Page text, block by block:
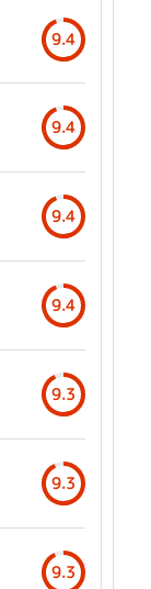
9.4
9.4
9.4
9.4
9.3
9.3
9.3